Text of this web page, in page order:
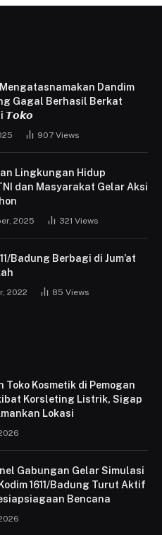
Dandim
Gagal Berhasil Berkat
𝙏𝙤𝙠𝙤
907 Views
Lingkungan Hidup
dan Masyarakat Gelar Aksi
2025 321 Views
Badung Berbagi di Jum’at
2022 85 Views
Toko Kosmetik di Pemogan
Korsleting Listrik, Sigap
Lokasi
Gabungan Gelar Simulasi
1611/Badung Turut Aktif
Bencana